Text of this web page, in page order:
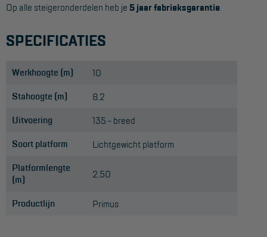
Op alle steigeronderdelen heb je 5 jaar fabrieksgarantie
SPECIFICATIES
Werkhoogte (m) 10
Stahoogte (m) 8,2
Uitvoering 135 - breed
Soort platform Lichtgewicht platform
Platformlengte
(m)
2,50
Productlijn Primus